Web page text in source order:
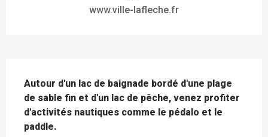
www.ville-lafleche.fr
Autour d'un lac de baignade bordé d'une plage
de sable fin et d'un lac de pêche, venez profiter
d'activités nautiques comme le pédalo et le
paddle.